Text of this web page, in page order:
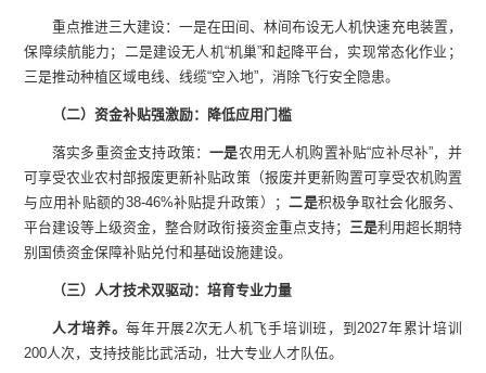
重点推进三大建设：一是在田间、林间布设无人机快速充电装置，
保障续航能力；二是建设无人机“机巢”和起降平台，实现常态化作业；
三是推动种植区域电线、线缆“空入地”，消除飞行安全隐患。
（二）资金补贴强激励：降低应用门槛
落实多重资金支持政策：一是农用无人机购置补贴“应补尽补”，并
可享受农业农村部报废更新补贴政策（报废并更新购置可享受农机购置
与应用补贴额的38-46%补贴提升政策）； 二是积极争取社会化服务、
平台建设等上级资金，整合财政衔接资金重点支持； 三是利用超长期特
别国债资金保障补贴兑付和基础设施建设。
（三）人才技术双驱动：培育专业力量
人才培养。每年开展2次无人机飞手培训班，到2027年累计培训
200人次，支持技能比武活动，壮大专业人才队伍。